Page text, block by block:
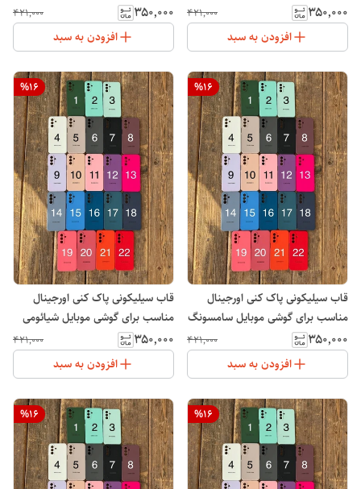
Galaxy S21 FE
۳۵۰٬۰۰۰ ۴۲۱٬۰۰۰
افزودن به سبد
Galaxy A10S
۳۵۰٬۰۰۰ ۴۲۱٬۰۰۰
افزودن به سبد
%16
قاب سیلیکونی پاک کنی اورجینال
مناسب برای گوشی موبایل سامسونگ
Galaxy A05s
۳۵۰٬۰۰۰ ۴۲۱٬۰۰۰
افزودن به سبد
%16
قاب سیلیکونی پاک کنی اورجینال
مناسب برای گوشی موبایل شیائومی
ردمی 15 Xiaomi Redmi
۳۵۰٬۰۰۰ ۴۲۱٬۰۰۰
افزودن به سبد
%16
%16